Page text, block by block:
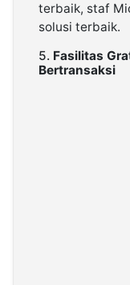
terbaik, staf
solusi terbaik.
5. Fasilitas
Bertransaksi